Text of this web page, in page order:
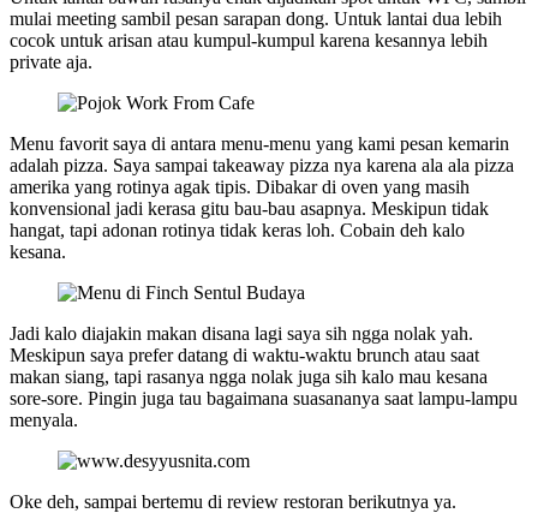
mulai meeting sambil pesan sarapan dong. Untuk lantai dua lebih
cocok untuk arisan atau kumpul-kumpul karena kesannya lebih
private aja.
Menu favorit saya di antara menu-menu yang kami pesan kemarin
adalah pizza. Saya sampai takeaway pizza nya karena ala ala pizza
amerika yang rotinya agak tipis. Dibakar di oven yang masih
konvensional jadi kerasa gitu bau-bau asapnya. Meskipun tidak
hangat, tapi adonan rotinya tidak keras loh. Cobain deh kalo
kesana.
Jadi kalo diajakin makan disana lagi saya sih ngga nolak yah.
Meskipun saya prefer datang di waktu-waktu brunch atau saat
makan siang, tapi rasanya ngga nolak juga sih kalo mau kesana
sore-sore. Pingin juga tau bagaimana suasananya saat lampu-lampu
menyala.
Oke deh, sampai bertemu di review restoran berikutnya ya.